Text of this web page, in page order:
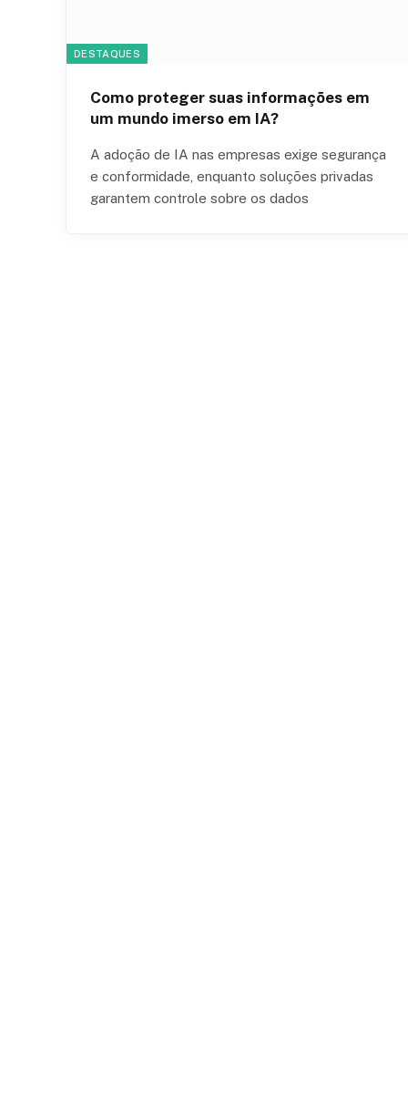
DESTAQUES
Como proteger suas informações em
um mundo imerso em IA?
A adoção de IA nas empresas exige segurança
e conformidade, enquanto soluções privadas
garantem controle sobre os dados